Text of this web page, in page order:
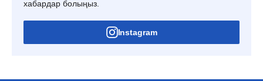
хабардар болыңыз.
Instagram